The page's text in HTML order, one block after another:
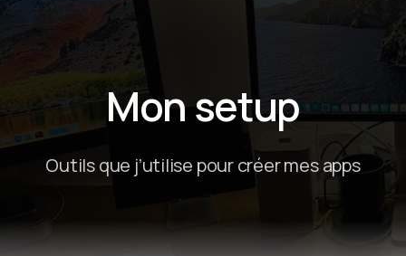
Mon setup
Outils que j’utilise pour créer mes apps